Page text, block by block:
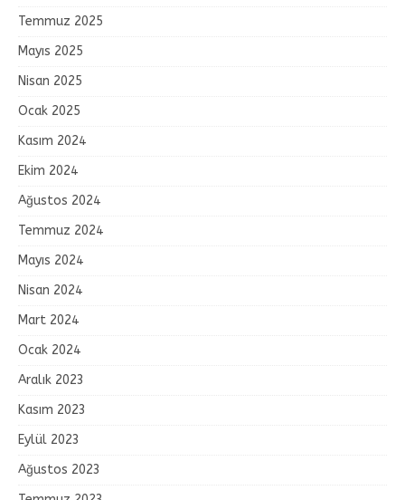
Temmuz 2025
Mayıs 2025
Nisan 2025
Ocak 2025
Kasım 2024
Ekim 2024
Ağustos 2024
Temmuz 2024
Mayıs 2024
Nisan 2024
Mart 2024
Ocak 2024
Aralık 2023
Kasım 2023
Eylül 2023
Ağustos 2023